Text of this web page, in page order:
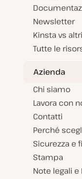
Newsletter
Kinsta vs
Tutte le
Azienda
Chi siamo
Lavora con
Contatti
Perché
Sicurezza e
Stampa
Note legali e